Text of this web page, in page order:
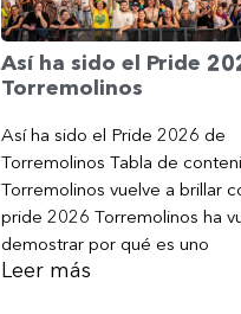
Así ha sido el Pride
Torremolinos
Así ha sido el Pride 2026 de
Torremolinos Tabla de
Torremolinos vuelve a brillar
pride 2026 Torremolinos ha
demostrar por qué es uno
Leer más